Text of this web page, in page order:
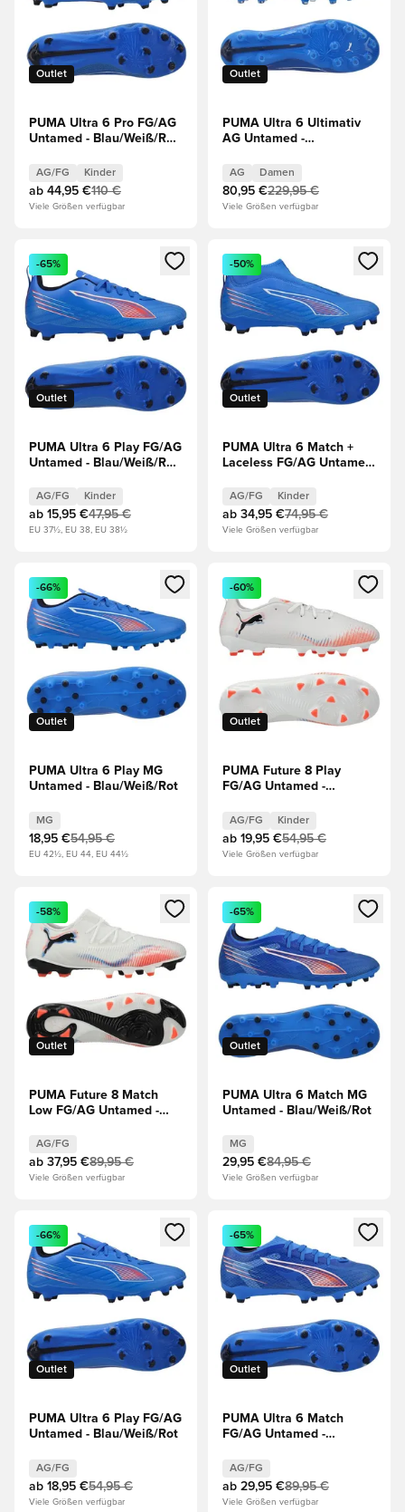
Outlet
PUMA Ultra 6 Pro FG/AG
Untamed - Blau/Weiß/Rot
AG/FG Kinder
ab 44,95 €110 €
Viele Größen verfügbar
Outlet
PUMA Ultra 6 Ultimativ
AG Untamed -
AG Damen
80,95 €229,95 €
Viele Größen verfügbar
Öffnet ein neues Fenster zum Anmelden oder Registrieren
Outlet
-65%
PUMA Ultra 6 Play FG/AG
Untamed - Blau/Weiß/Rot
AG/FG Kinder
ab 15,95 €47,95 €
EU 37½, EU 38, EU 38½
Öffnet ein neues Fenster
Outlet
-50%
PUMA Ultra 6 Match +
Laceless FG/AG Untamed
AG/FG Kinder
ab 34,95 €74,95 €
Viele Größen verfügbar
Öffnet ein neues Fenster zum Anmelden oder Registrieren
Outlet
-66%
PUMA Ultra 6 Play MG
Untamed - Blau/Weiß/Rot
MG
18,95 €54,95 €
EU 42½, EU 44, EU 44½
Öffnet ein neues Fenster
Outlet
-60%
PUMA Future 8 Play
FG/AG Untamed -
AG/FG Kinder
ab 19,95 €54,95 €
Viele Größen verfügbar
Öffnet ein neues Fenster zum Anmelden oder Registrieren
Outlet
-58%
PUMA Future 8 Match
Low FG/AG Untamed -
AG/FG
ab 37,95 €89,95 €
Viele Größen verfügbar
Öffnet ein neues Fenster
Outlet
-65%
PUMA Ultra 6 Match MG
Untamed - Blau/Weiß/Rot
MG
29,95 €84,95 €
Viele Größen verfügbar
Öffnet ein neues Fenster zum Anmelden oder Registrieren
Outlet
-66%
PUMA Ultra 6 Play FG/AG
Untamed - Blau/Weiß/Rot
AG/FG
ab 18,95 €54,95 €
Viele Größen verfügbar
Öffnet ein neues Fenster
Outlet
-65%
PUMA Ultra 6 Match
FG/AG Untamed -
AG/FG
ab 29,95 €89,95 €
Viele Größen verfügbar